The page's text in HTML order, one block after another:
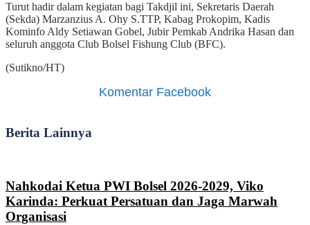
Turut hadir dalam kegiatan bagi Takdjil ini, Sekretaris Daerah
(Sekda) Marzanzius A. Ohy S.TTP, Kabag Prokopim, Kadis
Kominfo Aldy Setiawan Gobel, Jubir Pemkab Andrika Hasan dan
seluruh anggota Club Bolsel Fishung Club (BFC).
(Sutikno/HT)
Komentar Facebook
Berita Lainnya
Nahkodai Ketua PWI Bolsel 2026-2029, Viko
Karinda: Perkuat Persatuan dan Jaga Marwah
Organisasi